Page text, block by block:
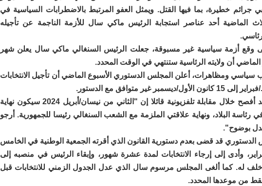
جرائم خطيرة، بما فيها القتل. ويمثل العفو المرتبط بالاضطرابات السياسية في
الماضية أحد عناصر استجابة الرئيس ماكي سال للأزمة الناجمة عن تأجيله
وقع أزمة سياسية غير مسبوقة، جعلت الرئيس السنغالي ماكي سال يعلن شهر
أن ولايته الرئاسية ستنتهي في الوقت المحدد.
ومظاهرات، أعلن المجلس الدستوري الأسبوع الماضي أن تأجيل الانتخابات
وكان سال قد أفصح خلال مقابلة تلفزيونية قائلا إن "الثاني من نيسان/أبريل 2024 سيكون نهاية
رئاسة البلاد، ونهاية علاقتي الملزمة مع الشعب السنغالي رئيسا للجمهورية. أرجو
بوضوح".
الدستوري قد قضى بعدم دستورية القانون الذي أقرته الجمعية الوطنية في الخامس
وأدى إلى إرجاء الانتخابات لمدة عشرة شهور، وإبقاء الرئيس في منصبه إلى
له. كما ألغى المجلس مرسوم سال الذي عدل الجدول الزمني للانتخابات قبل
فقط من موعدها المحدد.